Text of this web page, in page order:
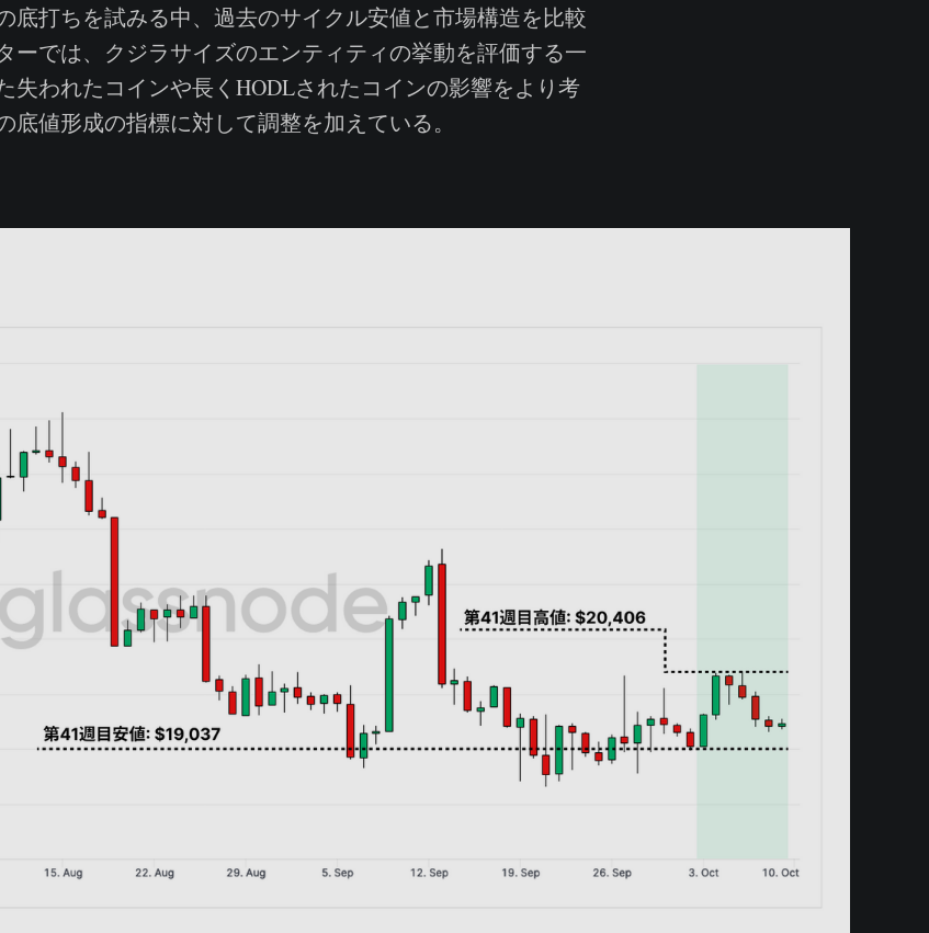
底打ちを試みる中、過去のサイクル安値と市場構造を比較
ーでは、クジラサイズのエンティティの挙動を評価する一
失われたコインや長くHODLされたコインの影響をより考
底値形成の指標に対して調整を加えている。